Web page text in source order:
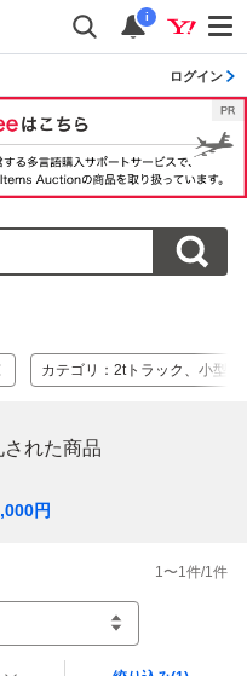
i
ログイン
カテゴリ ： 2tトラック、小型ト
された商品
円
1 〜1 件/1 件